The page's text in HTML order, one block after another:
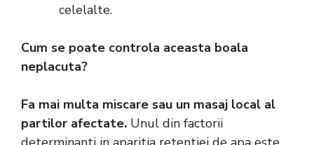
celelalte.
Cum se poate controla aceasta boala
neplacuta?
Fa mai multa miscare sau un masaj local al
partilor afectate. Unul din factorii